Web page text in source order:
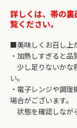
詳しくは、帯の裏
覧ください。
■美味しくお召し上
・加熱しすぎると品
少し足りないかな
い。
・電子レンジや調
場合がございます。
状態を確認しなが